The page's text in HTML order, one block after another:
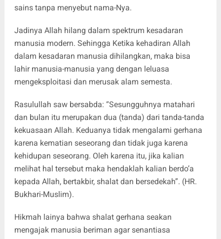
sains tanpa menyebut nama-Nya.
Jadinya Allah hilang dalam spektrum kesadaran
manusia modern. Sehingga Ketika kehadiran Allah
dalam kesadaran manusia dihilangkan, maka bisa
lahir manusia-manusia yang dengan leluasa
mengeksploitasi dan merusak alam semesta.
Rasulullah saw bersabda: “Sesungguhnya matahari
dan bulan itu merupakan dua (tanda) dari tanda-tanda
kekuasaan Allah. Keduanya tidak mengalami gerhana
karena kematian seseorang dan tidak juga karena
kehidupan seseorang. Oleh karena itu, jika kalian
melihat hal tersebut maka hendaklah kalian berdo’a
kepada Allah, bertakbir, shalat dan bersedekah”. (HR.
Bukhari-Muslim).
Hikmah lainya bahwa shalat gerhana seakan
mengajak manusia beriman agar senantiasa